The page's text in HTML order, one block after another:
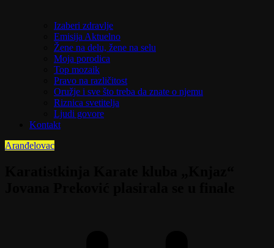
Izaberi zdravlje
Emisija Aktuelno
Žene na delu, žene na selu
Moja porodica
Top mozaik
Pravo na različitost
Oružje i sve što treba da znate o njemu
Riznica svetitelja
Ljudi govore
Kontakt
Aranđelovac